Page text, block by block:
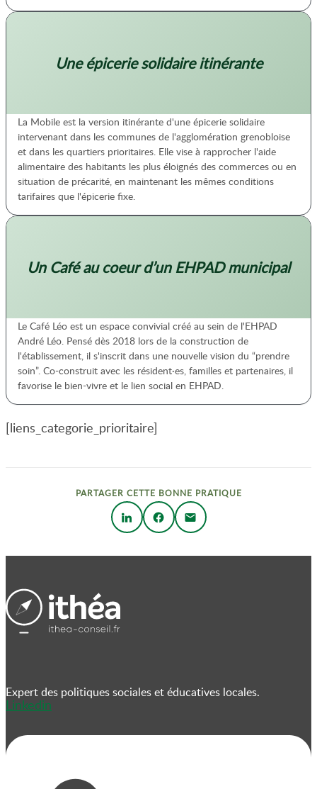
Une épicerie solidaire itinérante
La Mobile est la version itinérante d'une épicerie solidaire
intervenant dans les communes de l'agglomération grenobloise
et dans les quartiers prioritaires. Elle vise à rapprocher l'aide
alimentaire des habitants les plus éloignés des commerces ou en
situation de précarité, en maintenant les mêmes conditions
tarifaires que l'épicerie fixe.
Un Café au coeur d’un EHPAD municipal
Le Café Léo est un espace convivial créé au sein de l'EHPAD
André Léo. Pensé dès 2018 lors de la construction de
l'établissement, il s'inscrit dans une nouvelle vision du “prendre
soin”. Co-construit avec les résident·es, familles et partenaires, il
favorise le bien-vivre et le lien social en EHPAD.
[liens_categorie_prioritaire]
PARTAGER CETTE BONNE PRATIQUE
Expert des politiques sociales et éducatives locales.
Linkedin